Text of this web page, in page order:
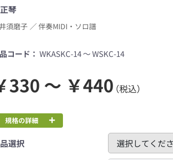
琴
須磨子 ／ 伴奏MIDI・ソロ譜
コード： WKASKC-14 ～ WSKC-14
330 ～ ￥440（税込）
規格の詳細
選択